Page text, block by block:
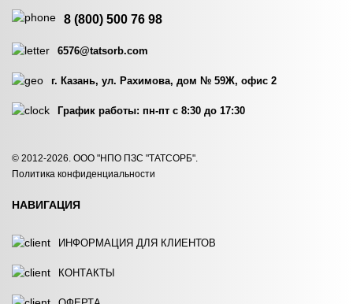
ЗАКАЗАТЬ
МУРАВЬИНАЯ КИСЛОТА…
8 (800) 500 76 98
6576@tatsorb.com
г. Казань, ул. Рахимова, дом № 59Ж, офис 2
График работы: пн-пт с 8:30 до 17:30
© 2012-2026. ООО "НПО ПЗС "ТАТСОРБ".
Политика конфиденциальности
НАВИГАЦИЯ
ИНФОРМАЦИЯ ДЛЯ КЛИЕНТОВ
КОНТАКТЫ